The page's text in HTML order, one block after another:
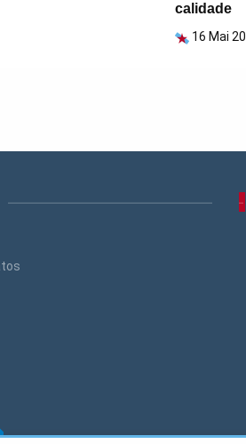
calidade
16 Mai